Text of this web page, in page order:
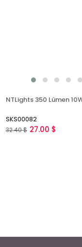
SKS00082
27.00 $
32.40 $